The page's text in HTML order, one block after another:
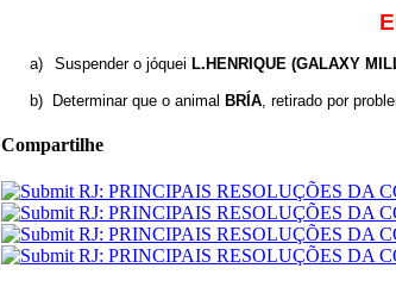
a) Suspender o jóquei L.HENRIQUE (GALAXY
b) Determinar que o animal BRÍA , retirado por
Compartilhe